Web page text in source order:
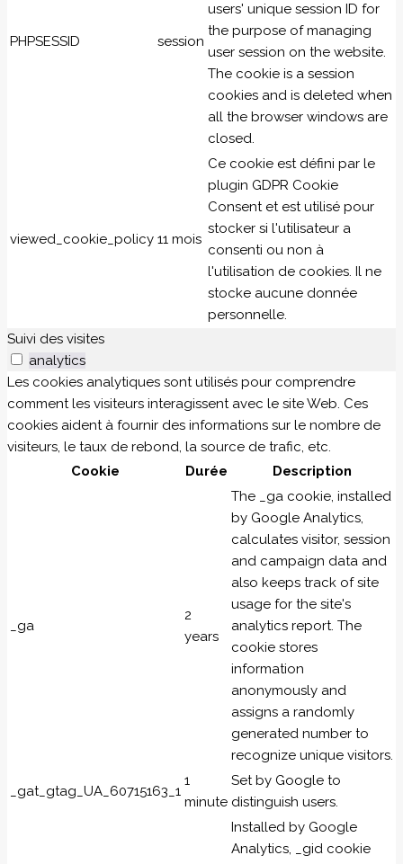
PHPSESSID session
users' unique session ID for
the purpose of managing
user session on the website.
The cookie is a session
cookies and is deleted when
all the browser windows are
closed.
viewed_cookie_policy 11 mois
Ce cookie est défini par le
plugin GDPR Cookie
Consent et est utilisé pour
stocker si l'utilisateur a
consenti ou non à
l'utilisation de cookies. Il ne
stocke aucune donnée
personnelle.
Suivi des visites
analytics
Les cookies analytiques sont utilisés pour comprendre
comment les visiteurs interagissent avec le site Web. Ces
cookies aident à fournir des informations sur le nombre de
visiteurs, le taux de rebond, la source de trafic, etc.
Cookie
Durée Description
_ga
2
years
The _ga cookie, installed
by Google Analytics,
calculates visitor, session
and campaign data and
also keeps track of site
usage for the site's
analytics report. The
cookie stores
information
anonymously and
assigns a randomly
generated number to
recognize unique visitors.
_gat_gtag_UA_60715163_1
1
minute
Set by Google to
distinguish users.
Installed by Google
Analytics, _gid cookie